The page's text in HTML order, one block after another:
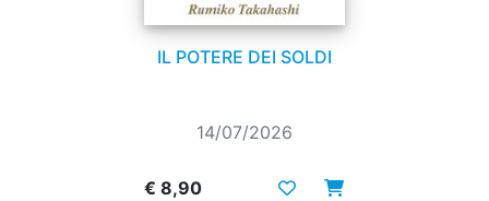
IL POTERE DEI SOLDI
14/07/2026
€ 8,90